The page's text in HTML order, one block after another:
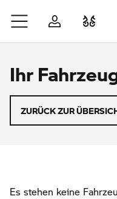
Zum Hauptinhalt
Anmelden
Ihr
ZURÜCK ZUR
Es stehen keine